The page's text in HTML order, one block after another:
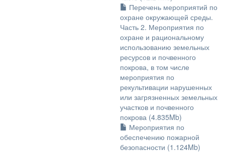
Перечень мероприятий по
охране окружающей среды.
Часть 2. Мероприятия по
охране и рациональному
использованию земельных
ресурсов и почвенного
покрова, в том числе
мероприятия по
рекультивации нарушенных
или загрязненных земельных
участков и почвенного
покрова (4.835Mb)
Мероприятия по
обеспечению пожарной
безопасности (1.124Mb)